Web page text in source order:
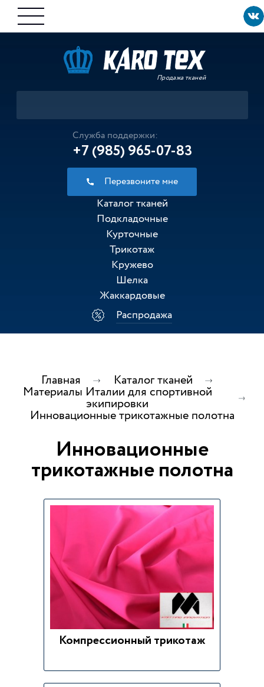
Продажа тканей
Служба поддержки:
+7 (985) 965-07-83
Перезвоните мне
Каталог тканей
Подкладочные
Курточные
Трикотаж
Кружево
Шелка
Жаккардовые
Распродажа
Главная Каталог тканей
Материалы Италии для спортивной
экипировки
Инновационные трикотажные полотна
Инновационные
трикотажные полотна
Компрессионный трикотаж